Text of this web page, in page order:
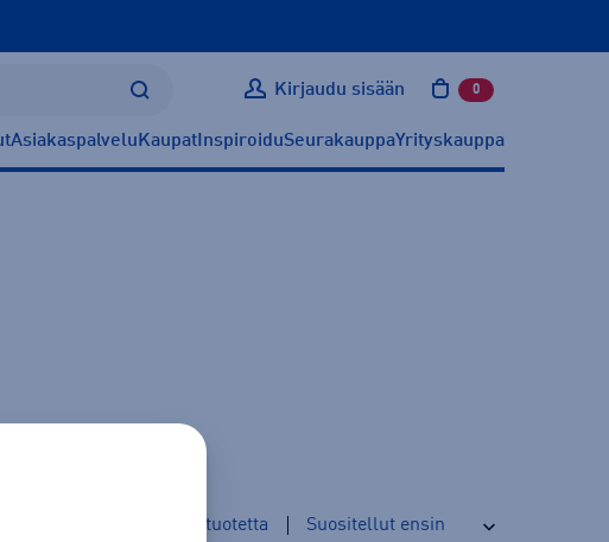
Kirjaudu sisään 0 tuotetta
Asiakaspalvelu Kaupat InspiroiduSeurakauppaYrityskauppa
tuotetta